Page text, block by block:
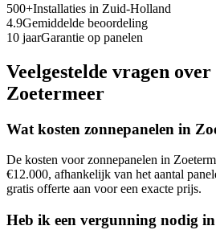
500+Installaties in Zuid-Holland
4.9Gemiddelde beoordeling
10 jaarGarantie op panelen
Veelgestelde vragen
Zoetermeer
Wat kosten zonnepanelen in
De kosten voor zonnepanelen in
€12.000, afhankelijk van het aantal
gratis offerte aan voor een exacte prijs.
Heb ik een vergunning nodig in